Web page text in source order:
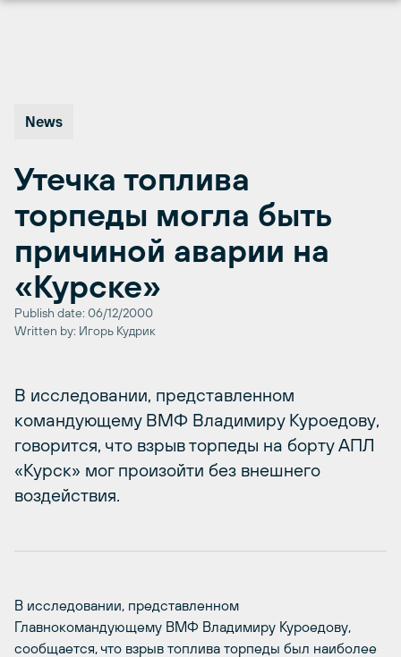
News
Утечка топлива
торпеды могла быть
причиной аварии на
«Курске»
Publish date: 06/12/2000
Written by: Игорь Кудрик
В исследовании, представленном
командующему ВМФ Владимиру Куроедову,
говорится, что взрыв торпеды на борту АПЛ
«Курск» мог произойти без внешнего
воздействия.
В исследовании, представленном
Главнокомандующему ВМФ Владимиру Куроедову,
сообщается, что взрыв топлива торпеды был наиболее